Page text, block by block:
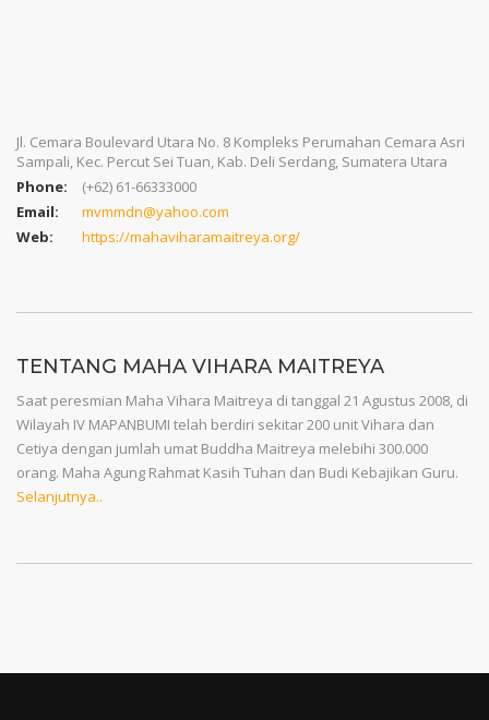
Jl. Cemara Boulevard Utara No. 8 Kompleks Perumahan Cemara Asri
Sampali, Kec. Percut Sei Tuan, Kab. Deli Serdang, Sumatera Utara
Phone:
(+62) 61-66333000
Email:
mvmmdn@yahoo.com
Web:
https://mahaviharamaitreya.org/
TENTANG MAHA VIHARA MAITREYA
Saat peresmian Maha Vihara Maitreya di tanggal 21 Agustus 2008, di
Wilayah IV MAPANBUMI telah berdiri sekitar 200 unit Vihara dan
Cetiya dengan jumlah umat Buddha Maitreya melebihi 300.000
orang. Maha Agung Rahmat Kasih Tuhan dan Budi Kebajikan Guru.
Selanjutnya..